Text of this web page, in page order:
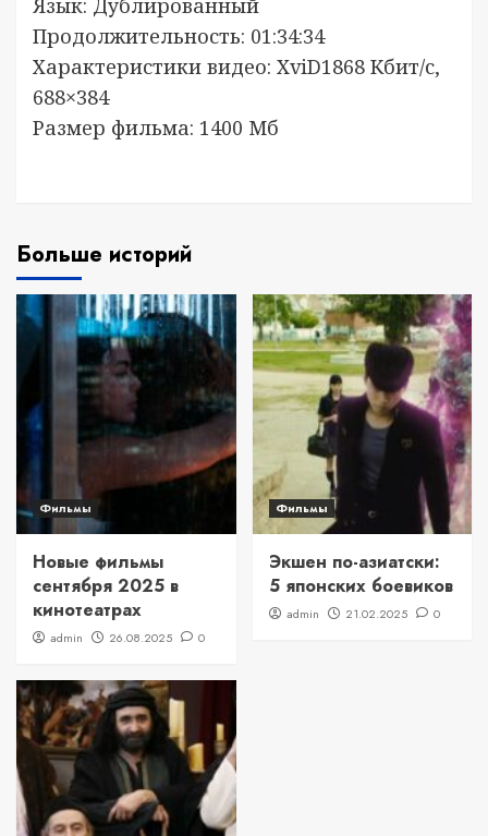
Язык: Дублированный
Продолжительность: 01:34:34
Характеристики видео: XviD1868 Кбит/с,
688×384
Размер фильма: 1400 Мб
Больше историй
Фильмы
Новые фильмы
сентября 2025 в
кинотеатрах
admin 26.08.2025 0
Фильмы
Экшен по-азиатски:
5 японских боевиков
admin 21.02.2025 0